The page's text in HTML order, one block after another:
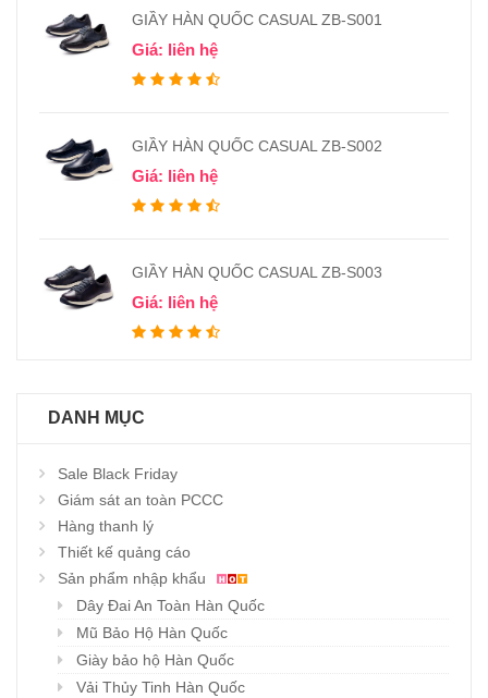
GIẦY HÀN QUỐC CASUAL ZB-S001
Giá: liên hệ
GIẦY HÀN QUỐC CASUAL ZB-S002
Giá: liên hệ
GIẦY HÀN QUỐC CASUAL ZB-S003
Giá: liên hệ
DANH MỤC
Sale Black Friday
Giám sát an toàn PCCC
Hàng thanh lý
Thiết kế quảng cáo
Sản phẩm nhập khẩu
Dây Đai An Toàn Hàn Quốc
Mũ Bảo Hộ Hàn Quốc
Giày bảo hộ Hàn Quốc
Vải Thủy Tinh Hàn Quốc